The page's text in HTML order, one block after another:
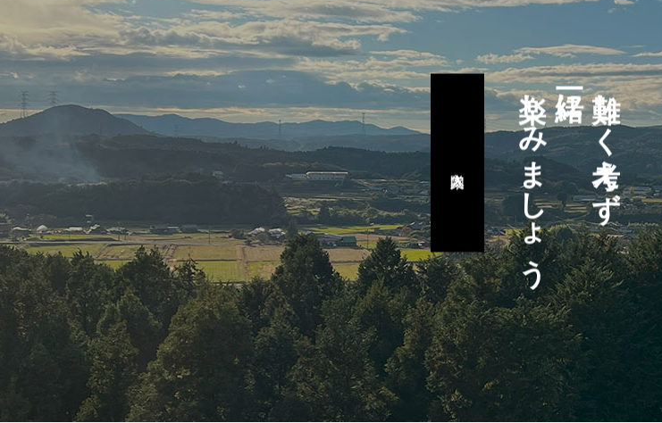
難しく考えず
一緒に
楽しみましょう